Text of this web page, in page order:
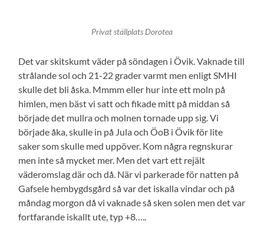
Privat ställplats Dorotea
Det var skitskumt väder på söndagen i Övik. Vaknade till
strålande sol och 21-22 grader varmt men enligt SMHI
skulle det bli åska. Mmmm eller hur inte ett moln på
himlen, men bäst vi satt och fikade mitt på middan så
började det mullra och molnen tornade upp sig. Vi
började åka, skulle in på Jula och ÖoB i Övik för lite
saker som skulle med uppöver. Kom några regnskurar
men inte så mycket mer. Men det vart ett rejält
väderomslag där och då. När vi parkerade för natten på
Gafsele hembygdsgård så var det iskalla vindar och på
måndag morgon då vi vaknade så sken solen men det var
fortfarande iskallt ute, typ +8…..